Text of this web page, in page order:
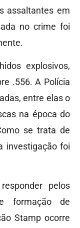
assaltantes em
no crime foi
explosivos,
.556. A Polícia
entre elas o
na época do
se trata de
investigação foi
pelos
formação de
Stamp ocorre